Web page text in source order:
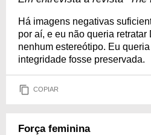
Há imagens negativas
por aí, e eu não queria
nenhum estereótipo. Eu
integridade fosse preservada.
COPIAR
Força feminina